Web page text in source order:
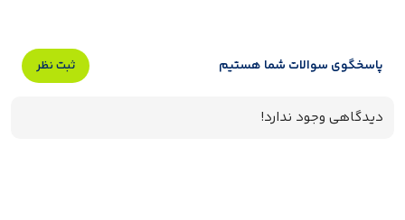
پاسخگوی سوالات شما هستیم ثبت نظر
دیدگاهی وجود ندارد!